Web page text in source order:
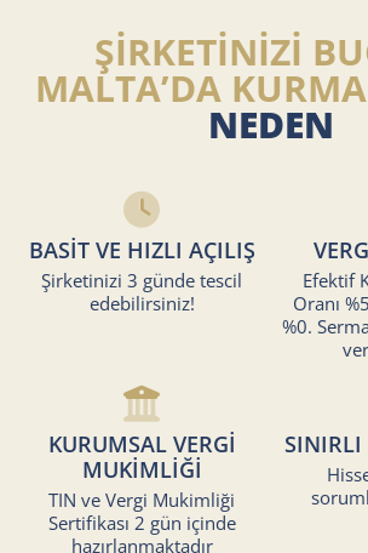
ŞİRKETİNİZİ
MALTA’DA
NEDEN
BASİT VE HIZLI AÇILIŞ
Şirketinizi 3 günde tescil
edebilirsiniz!
Efektif
Oranı
%0.
KURUMSAL VERGİ
MUKİMLİĞİ
TIN ve Vergi Mukimliği
Sertifikası 2 gün içinde
hazırlanmaktadır
SINIRLI